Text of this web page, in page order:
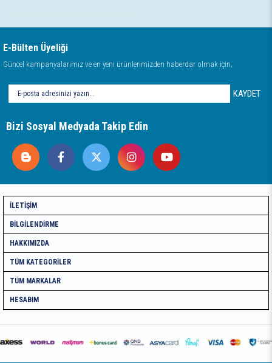
E-Bülten Üyeliği
Güncel kampanyalarımız ve en yeni ürünlerimizden haberdar olmak için;
KAYDET
Bizi Sosyal Medyada Takip Edin
İLETIŞIM
BILGILENDIRME
HAKKIMIZDA
TÜM KATEGORILER
TÜM MARKALAR
HESABIM